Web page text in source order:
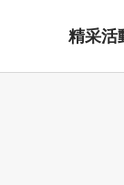
精采活